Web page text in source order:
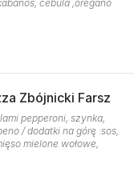
cebula ,oregano
Zbójnicki Farsz
pepperoni, szynka,
/ dodatki na górę :sos,
mielone wołowe,